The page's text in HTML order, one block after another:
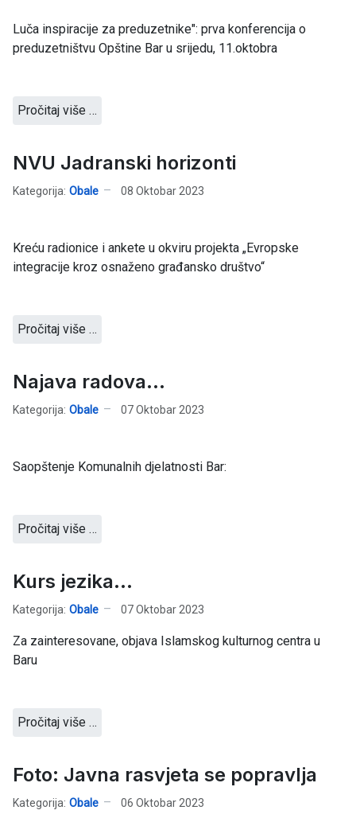
Luča inspiracije za preduzetnike": prva konferencija o
preduzetništvu Opštine Bar u srijedu, 11.oktobra
Pročitaj više …
NVU Jadranski horizonti
Kategorija: Obale 08 Oktobar 2023
Kreću radionice i ankete u okviru projekta „Evropske
integracije kroz osnaženo građansko društvo“
Pročitaj više …
Najava radova...
Kategorija: Obale 07 Oktobar 2023
Saopštenje Komunalnih djelatnosti Bar:
Pročitaj više …
Kurs jezika...
Kategorija: Obale 07 Oktobar 2023
Za zainteresovane, objava Islamskog kulturnog centra u
Baru
Pročitaj više …
Foto: Javna rasvjeta se popravlja
Kategorija: Obale 06 Oktobar 2023